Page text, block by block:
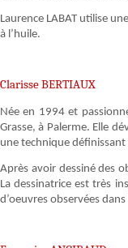
Laurence LABAT utilise
à l’huile.
Clarisse BERTIAUX
Née en 1994 et
Grasse, à Palerme. Elle
une technique définissant
Après avoir dessiné des
La dessinatrice est très
d’oeuvres observées